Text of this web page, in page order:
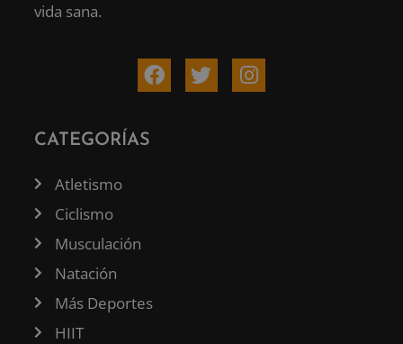
vida sana.
CATEGORÍAS
Atletismo
Ciclismo
Musculación
Natación
Más Deportes
HIIT